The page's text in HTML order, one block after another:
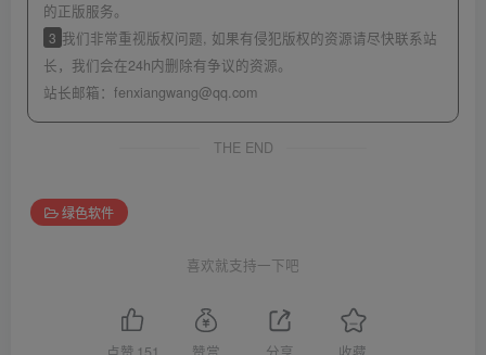
的正版服务。
3 我们非常重视版权问题, 如果有侵犯版权的资源请尽快联系站
长，我们会在24h内删除有争议的资源。
站长邮箱： fenxiangwang@qq.com
THE END
绿色软件
喜欢就支持一下吧